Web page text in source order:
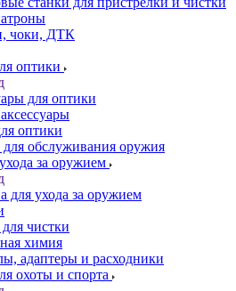
чоки, ДТК
оптики
для оптики
оптики
обслуживания оружия
за оружием
для ухода за оружием
чистки
химия
адаптеры и расходники
охоты и спорта